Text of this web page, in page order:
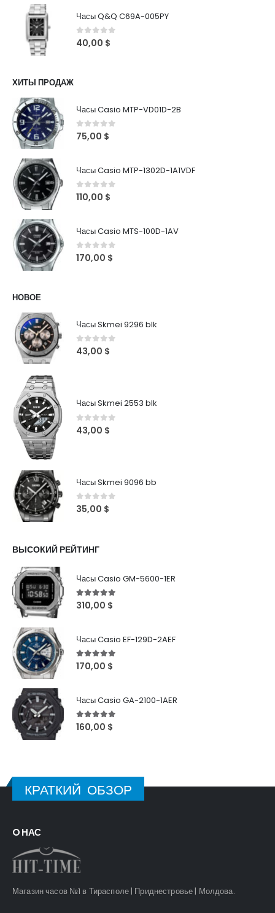
Часы Q&Q C69A-005PY
0 out of 5
40,00 $
ХИТЫ ПРОДАЖ
Часы Casio MTP-VD01D-2B
0out of 5
75,00 $
Часы Casio MTP-1302D-1A1VDF
0out of 5
110,00 $
Часы Casio MTS-100D-1AV
0out of 5
170,00 $
НОВОЕ
Часы Skmei 9296 blk
0 out of 5
43,00 $
Часы Skmei 2553 blk
0 out of 5
43,00 $
Часы Skmei 9096 bb
0out of 5
35,00 $
ВЫСОКИЙ РЕЙТИНГ
Часы Casio GM-5600-1ER
5out of 5
310,00 $
Часы Casio EF-129D-2AEF
5out of 5
170,00 $
Часы Casio GA-2100-1AER
5out of 5
160,00 $
КРАТКИЙ ОБЗОР
O НАС
Магазин часов №1 в Тирасполе | Приднестровье | Молдова.